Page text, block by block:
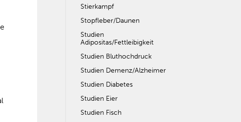
Stierkampf
Stopfleber/Daunen
Studien
Adipositas/Fettleibigkeit
Studien Bluthochdruck
Studien Demenz/Alzheimer
Studien Diabetes
Studien Eier
Studien Fisch